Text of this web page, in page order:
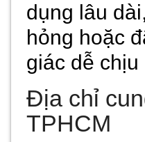
dụng lâu
hỏng hoặc
giác dễ
Địa chỉ
TPHCM